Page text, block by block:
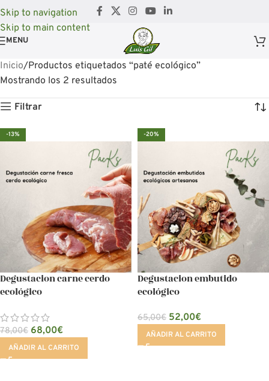
Skip to navigation
Skip to main content
MENU
Inicio Productos etiquetados “paté ecológico”
Mostrando los 2 resultados
Filtrar
-13%
Degustacion carne cerdo
ecológico
78,00€ 68,00€
AÑADIR AL CARRITO
-20%
Degustacion embutido
ecológico
65,00€ 52,00€
AÑADIR AL CARRITO